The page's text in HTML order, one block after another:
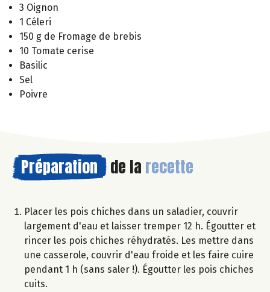
3 Oignon
1 Céleri
150 g de Fromage de brebis
10 Tomate cerise
Basilic
Sel
Poivre
Préparation de la recette
Placer les pois chiches dans un saladier, couvrir
largement d'eau et laisser tremper 12 h. Égoutter et
rincer les pois chiches réhydratés. Les mettre dans
une casserole, couvrir d'eau froide et les faire cuire
pendant 1 h (sans saler !). Égoutter les pois chiches
cuits.